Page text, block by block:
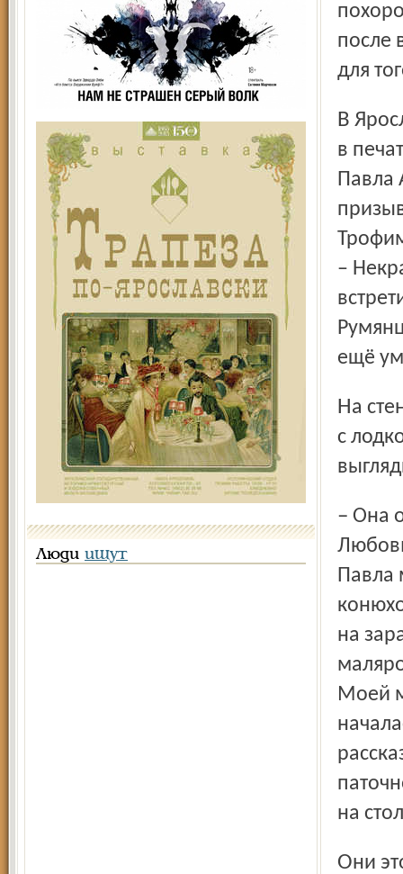
Люди ищут
после
для
В Ярославской области на момент подготовки материала
в
Павла
–
ещё
На стене квартиры – картина. На ней изображено озерцо
с
– Она очень напоминает пейзаж в Учинже, – поясняет
Павла
на
Моей
на
Они это запомнили на всю жизнь. Запомнили также, что